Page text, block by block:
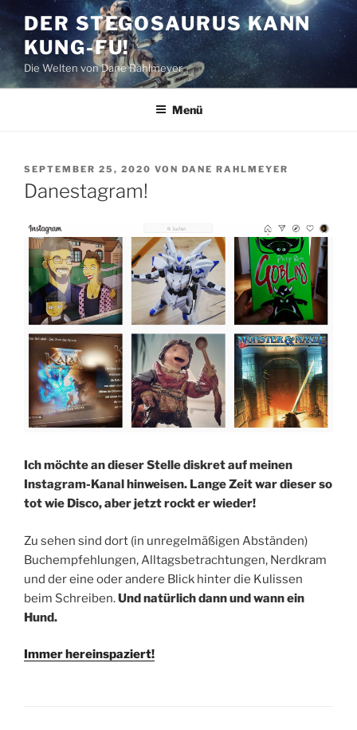
Zum
Inhalt
springen
DER STEGOSAURUS KANN
KUNG-FU!
Die Welten von Dane Rahlmeyer
Menü
VERÖFFENTLICHT
AM
SEPTEMBER 25, 2020 VON DANE RAHLMEYER
Danestagram!
Ich möchte an dieser Stelle diskret auf meinen
Instagram-Kanal hinweisen. Lange Zeit war dieser so
tot wie Disco, aber jetzt rockt er wieder!
Zu sehen sind dort (in unregelmäßigen Abständen)
Buchempfehlungen, Alltagsbetrachtungen, Nerdkram
und der eine oder andere Blick hinter die Kulissen
beim Schreiben.Und natürlich dann und wann ein
Hund.
Immer hereinspaziert!